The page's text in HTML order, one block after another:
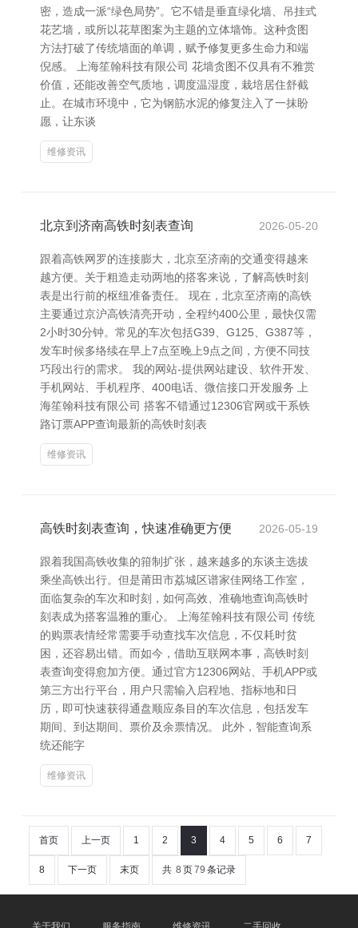
密，造成一派“绿色局势”。它不错是垂直绿化墙、吊挂式
花艺墙，或所以花草图案为主题的立体墙饰。这种贪图
方法打破了传统墙面的单调，赋予修复更多生命力和端
倪感。 上海笙翰科技有限公司 花墙贪图不仅具有不雅赏
价值，还能改善空气质地，调度温湿度，栽培居住舒截
止。在城市环境中，它为钢筋水泥的修复注入了一抹盼
愿，让东谈
维修资讯
北京到济南高铁时刻表查询 2026-05-20
跟着高铁网罗的连接膨大，北京至济南的交通变得越来
越方便。关于粗造走动两地的搭客来说，了解高铁时刻
表是出行前的枢纽准备责任。 现在，北京至济南的高铁
主要通过京沪高铁清亮开动，全程约400公里，最快仅需
2小时30分钟。常见的车次包括G39、G125、G387等，
发车时候多络续在早上7点至晚上9点之间，方便不同技
巧段出行的需求。 我的网站-提供网站建设、软件开发、
手机网站、手机程序、400电话、微信接口开发服务 上
海笙翰科技有限公司 搭客不错通过12306官网或干系铁
路订票APP查询最新的高铁时刻表
维修资讯
高铁时刻表查询，快速准确更方便 2026-05-19
跟着我国高铁收集的箝制扩张，越来越多的东谈主选拔
乘坐高铁出行。但是莆田市荔城区谱家佳网络工作室，
面临复杂的车次和时刻，如何高效、准确地查询高铁时
刻表成为搭客温雅的重心。 上海笙翰科技有限公司 传统
的购票表情经常需要手动查找车次信息，不仅耗时贫
困，还容易出错。而如今，借助互联网本事，高铁时刻
表查询变得愈加方便。通过官方12306网站、手机APP或
第三方出行平台，用户只需输入启程地、指标地和日
历，即可快速获得通盘顺应条目的车次信息，包括发车
期间、到达期间、票价及余票情况。 此外，智能查询系
统还能字
维修资讯
首页 上一页 1 2 3 4 5 6 7
8 下一页 末页 共 8 页79 条记录